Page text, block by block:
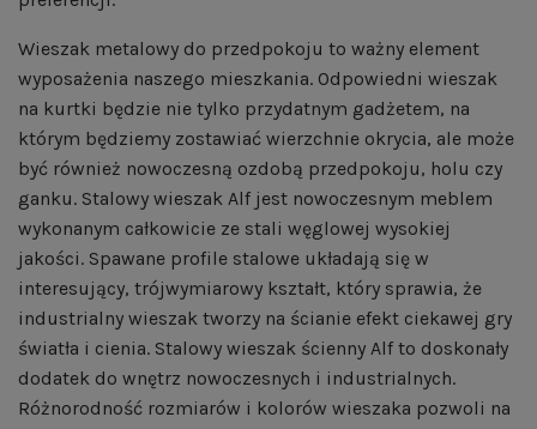
Wieszak metalowy do przedpokoju to ważny element
wyposażenia naszego mieszkania. Odpowiedni wieszak
na kurtki będzie nie tylko przydatnym gadżetem, na
którym będziemy zostawiać wierzchnie okrycia, ale może
być również nowoczesną ozdobą przedpokoju, holu czy
ganku. Stalowy wieszak Alf jest nowoczesnym meblem
wykonanym całkowicie ze stali węglowej wysokiej
jakości. Spawane profile stalowe układają się w
interesujący, trójwymiarowy kształt, który sprawia, że
industrialny wieszak tworzy na ścianie efekt ciekawej gry
światła i cienia. Stalowy wieszak ścienny Alf to doskonały
dodatek do wnętrz nowoczesnych i industrialnych.
Różnorodność rozmiarów i kolorów wieszaka pozwoli na